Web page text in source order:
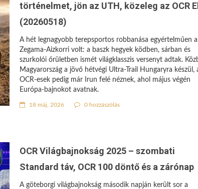
történelmet, jön az UTH, közeleg az OCR
(20260518)
A hét legnagyobb terepsportos robbanása egyértelműen a
Zegama-Aizkorri volt: a baszk hegyek ködben, sárban és
szurkolói őrületben ismét világklasszis versenyt adtak.
Magyarország a jövő hétvégi Ultra-Trail Hungaryra készül,
OCR-esek pedig már Irun felé néznek, ahol május végén
Európa-bajnokot avatnak.
18 máj. 2026 0 hozzászólás
OCR Világbajnokság 2025 – szombati
Standard táv, OCR 100 döntő és a zárónap
A göteborgi világbajnokság második napján került sor a